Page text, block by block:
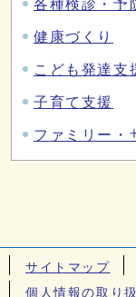
各種検診・予
健康づくり
こども発達支
子育て支援
ファミリー・
サイトマップ
個人情報の取り